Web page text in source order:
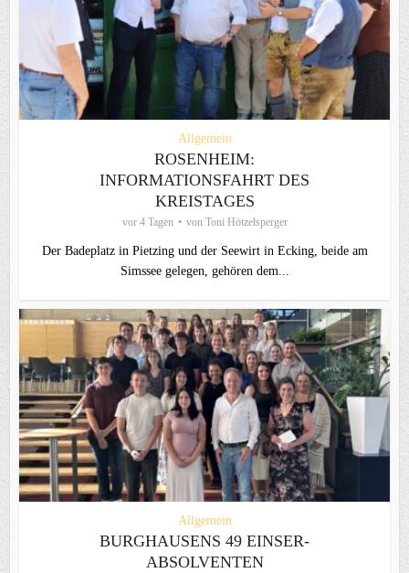
Allgemein
ROSENHEIM:
INFORMATIONSFAHRT DES
KREISTAGES
vor 4 Tagen von Toni Hötzelsperger
Der Badeplatz in Pietzing und der Seewirt in Ecking, beide am
Simssee gelegen, gehören dem...
Allgemein
BURGHAUSENS 49 EINSER-
ABSOLVENTEN